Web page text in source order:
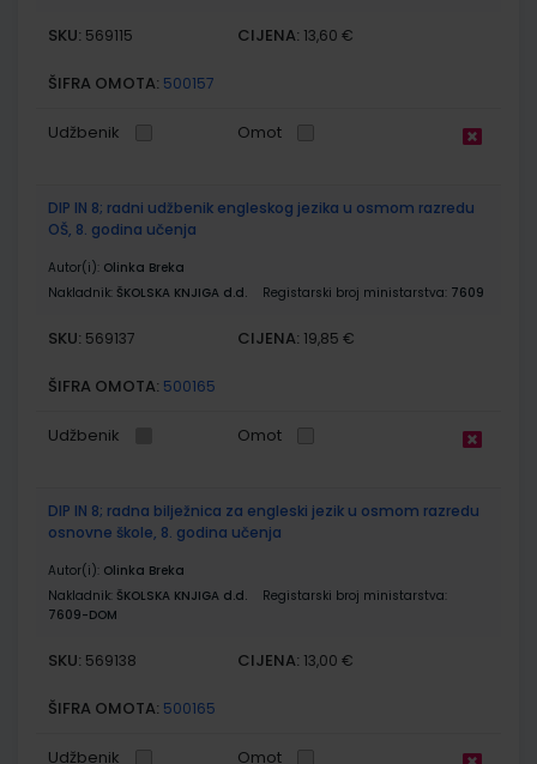
SKU: 569115 CIJENA: 13,60 €
ŠIFRA OMOTA: 500157
Udžbenik Omot
DIP IN 8; radni udžbenik engleskog jezika u osmom razredu
OŠ, 8. godina učenja
Autor(i): Olinka Breka
Nakladnik: ŠKOLSKA KNJIGA d.d. Registarski broj ministarstva: 7609
SKU: 569137 CIJENA: 19,85 €
ŠIFRA OMOTA: 500165
Udžbenik Omot
DIP IN 8; radna bilježnica za engleski jezik u osmom razredu
osnovne škole, 8. godina učenja
Autor(i): Olinka Breka
Nakladnik: ŠKOLSKA KNJIGA d.d.
Registarski broj ministarstva:
7609-DOM
SKU: 569138 CIJENA: 13,00 €
ŠIFRA OMOTA: 500165
Udžbenik Omot